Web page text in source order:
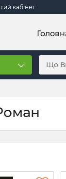
кабінет